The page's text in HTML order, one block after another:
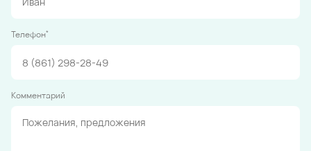
Телефон*
Комментарий